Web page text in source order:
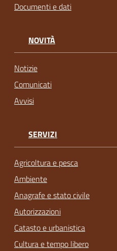
Documenti e dati
NOVITÀ
Notizie
Comunicati
Avvisi
SERVIZI
Agricoltura e pesca
Ambiente
Anagrafe e stato civile
Autorizzazioni
Catasto e urbanistica
Cultura e tempo libero